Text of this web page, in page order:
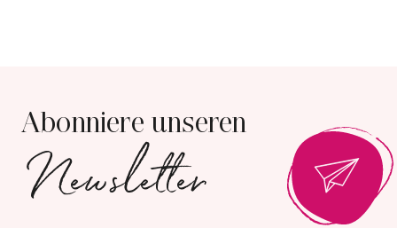
Abonniere unseren
Newsletter